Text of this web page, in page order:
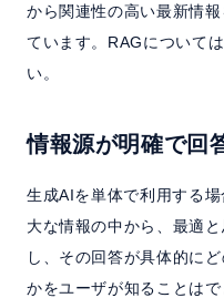
から関連性の高い最新情
ています。RAGについては
い。
情報源が明確で回
生成AIを単体で利用する
大な情報の中から、最適
し、その回答が具体的に
かをユーザが知ることはで